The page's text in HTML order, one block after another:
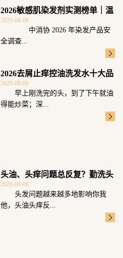
2026敏感肌染发剂实测榜单｜温
和无刺激
2026-08-06
中消协 2026 年染发产品安
全调查...
2026去屑止痒控油洗发水十大品
牌测评！
2026-08-06
早上刚洗完的头，到了下午就油
得能炒菜；深...
头油、头痒问题总反复？勤洗头
可不够重点科
2026-08-06
头发问题越来越多地影响你我
他，头油头痒反...